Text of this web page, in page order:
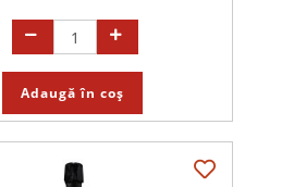
Adaugă în coș